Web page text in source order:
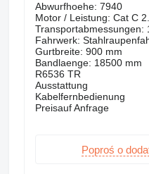
Abwurfhoehe: 7940
Motor / Leistung: Cat C
Transportabmessungen:
Fahrwerk:
Gurtbreite: 900 mm
Bandlaenge: 18500 mm
R6536 TR
Ausstattung
Kabelfernbedienung
Preisauf Anfrage
Poproś o